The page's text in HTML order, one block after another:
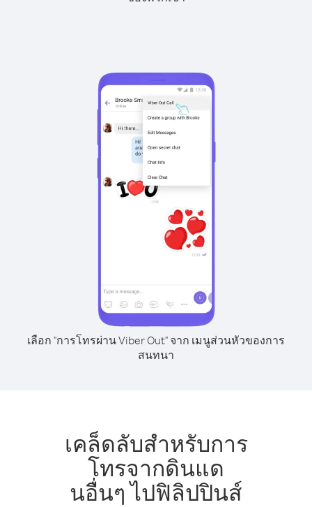
เลือก "การโทรผ่าน Viber Out" จาก เมนูส่วนหัวของการ
สนทนา
เคล็ดลับสำหรับการ
โทรจากดินแด
นอื่นๆ ไปฟิลิปปินส์